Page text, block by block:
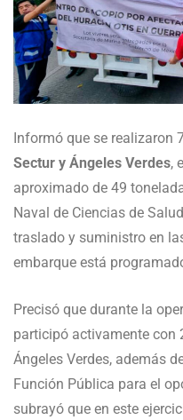
Informó que se realizaron
Sectur y Ángeles Verdes,
aproximado de 49
Naval de Ciencias de
traslado y suministro en
embarque está
Precisó que durante la
participó activamente con
Ángeles Verdes, además
Función Pública para el
subrayó que en este